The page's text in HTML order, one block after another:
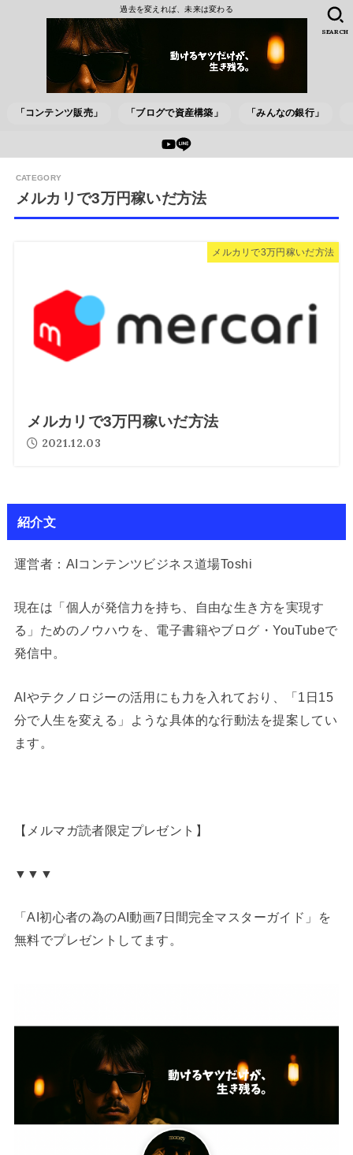
過去を変えれば、未来は変わる
「コンテンツ販売」 「ブログで資産構築」 「みんなの銀行」
SEARCH
メルカリで3万円稼いだ方法
メルカリで3万円稼いだ方法
メルカリで3万円稼いだ方法
2021.12.03
紹介文
運営者：AIコンテンツビジネス道場Toshi
現在は「個人が発信力を持ち、自由な生き方を実現す
る」ためのノウハウを、電子書籍やブログ・YouTubeで
発信中。
AIやテクノロジーの活用にも力を入れており、「1日15
分で人生を変える」ような具体的な行動法を提案してい
ます。
【メルマガ読者限定プレゼント】
▼▼▼
「AI初心者の為のAI動画7日間完全マスターガイド」を
無料でプレゼントしてます。